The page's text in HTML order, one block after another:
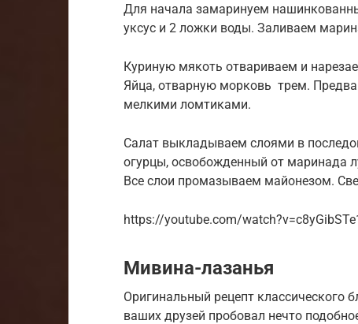
Для начала замаринуем
уксус и 2 ложки воды. Заливаем
Куриную мякоть отвариваем и
Яйца, отварную морковь трем.
мелкими ломтиками.
Салат выкладываем слоями в
огурцы, освобожденный от маринада
Все слои промазываем майонезом.
https://youtube.com/
Мивина-лазанья
Оригинальный рецепт классического
ваших друзей пробовал нечто